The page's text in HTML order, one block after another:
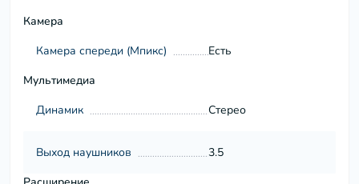
Камера
Камера спереди (Мпикс)
Есть
Мультимедиа
Динамик
Стерео
Выход наушников
3.5